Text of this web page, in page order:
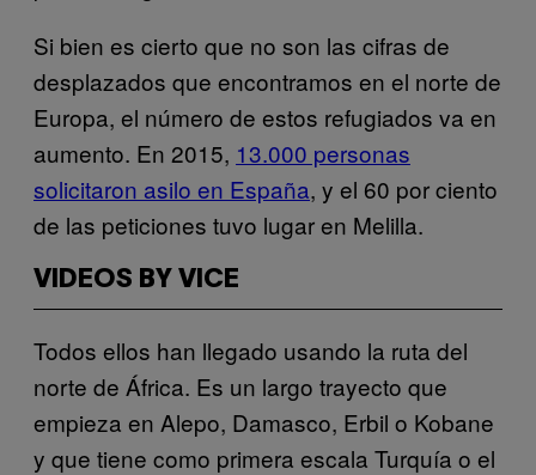
Si bien es cierto que no son las cifras de
desplazados que encontramos en el norte de
Europa, el número de estos refugiados va en
aumento. En 2015, 13.000 personas
solicitaron asilo en España, y el 60 por ciento
de las peticiones tuvo lugar en Melilla.
VIDEOS BY VICE
Todos ellos han llegado usando la ruta del
norte de África. Es un largo trayecto que
empieza en Alepo, Damasco, Erbil o Kobane
y que tiene como primera escala Turquía o el